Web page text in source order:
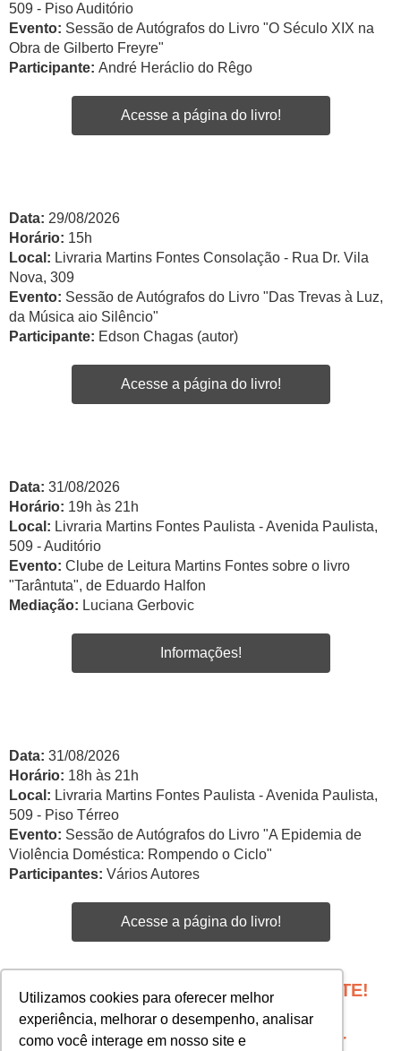
Utilizamos cookies para oferecer melhor
experiência, melhorar o desempenho, analisar
como você interage em nosso site e
509 - Piso Auditório
Evento: Sessão de Autógrafos do Livro "O Século XIX na
Obra de Gilberto Freyre"
Participante: André Heráclio do Rêgo
Acesse a página do livro!
Data: 29/08/2026
Horário: 15h
Local: Livraria Martins Fontes Consolação - Rua Dr. Vila
Nova, 309
Evento: Sessão de Autógrafos do Livro "Das Trevas à Luz,
da Música aio Silêncio"
Participante: Edson Chagas (autor)
Acesse a página do livro!
Data: 31/08/2026
Horário: 19h às 21h
Local: Livraria Martins Fontes Paulista - Avenida Paulista,
509 - Auditório
Evento: Clube de Leitura Martins Fontes sobre o livro
"Tarântuta", de Eduardo Halfon
Mediação: Luciana Gerbovic
Informações!
Data: 31/08/2026
Horário: 18h às 21h
Local: Livraria Martins Fontes Paulista - Avenida Paulista,
509 - Piso Térreo
Evento: Sessão de Autógrafos do Livro "A Epidemia de
Violência Doméstica: Rompendo o Ciclo"
Participantes: Vários Autores
Acesse a página do livro!
PROGRAME SEU EVENTO COM A GENTE!
Edgar Santos -
esantos@martinsfontespaulista.com.br